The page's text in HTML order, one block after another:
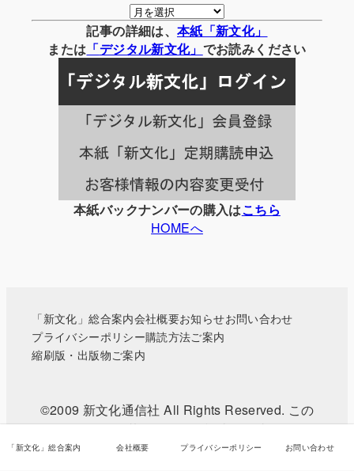
月
別
の
事
一
覧
記事の詳細は、 本紙「新文化」
または 「デジタル新文化」 でお読みください
本紙バックナンバーの購入はこちら
HOMEへ
「新文化」総合案内会社概要お知らせお問い合わせ
プライバシーポリシー購読方法ご案内
縮刷版・出版物ご案内
©2009 新文化通信社 All Rights Reserved. この
WEBサイトに掲載されている記事・写真などの無
断転載を禁じます。
「新文化」総合案内 会社概要 プライバシーポリシー お問い合わせ